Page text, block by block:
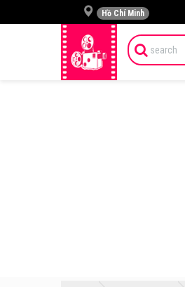
Hồ Chí Minh